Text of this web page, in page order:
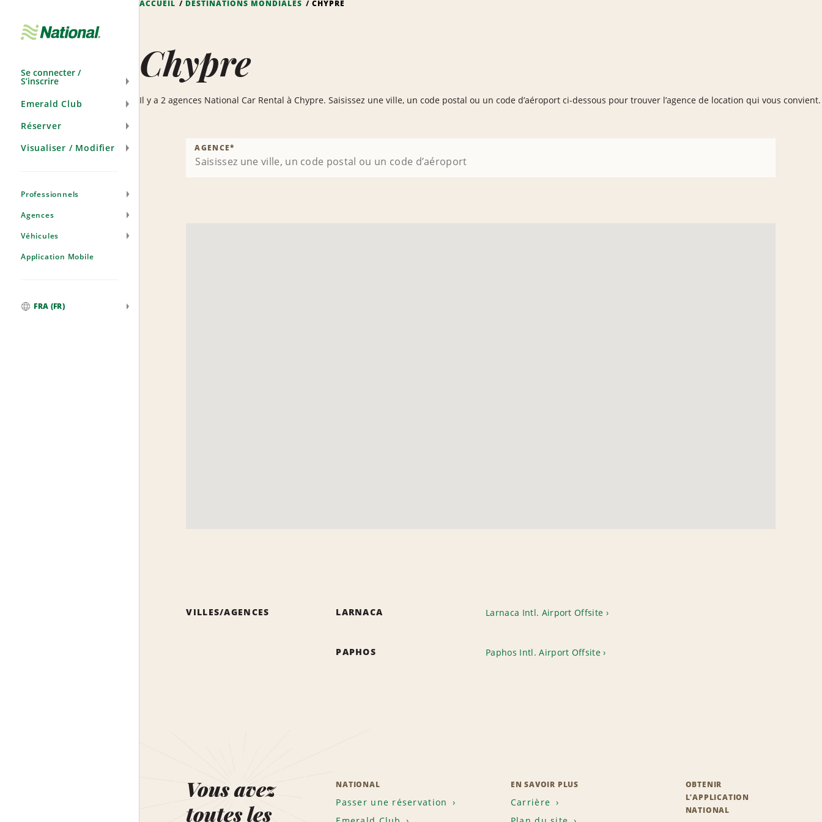
navigation
Se connecter /
S’inscrire
Emerald Club
Réserver
Visualiser / Modifier
Professionnels
Agences
Véhicules
Application Mobile
FRA (FR)
ACCUEIL DESTINATIONS MONDIALES CHYPRE
Chypre
Il y a 2 agences National Car Rental à Chypre. Saisissez une ville, un code postal ou un code d’aéroport ci-dessous pour trouver l’agence de location qui vous convient.
AGENCE*
VILLES/AGENCES LARNACA Larnaca Intl. Airport Offsite
PAPHOS Paphos Intl. Airport Offsite
Vous avez
toutes les
NATIONAL
Passer une réservation
EN SAVOIR PLUS
Carrière
OBTENIR
L’APPLICATION
NATIONAL